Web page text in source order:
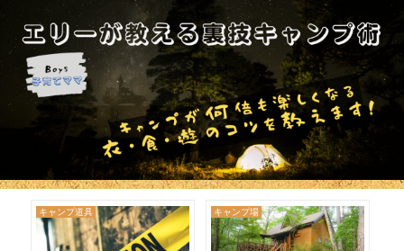
キャンプ道具 キャンプ場